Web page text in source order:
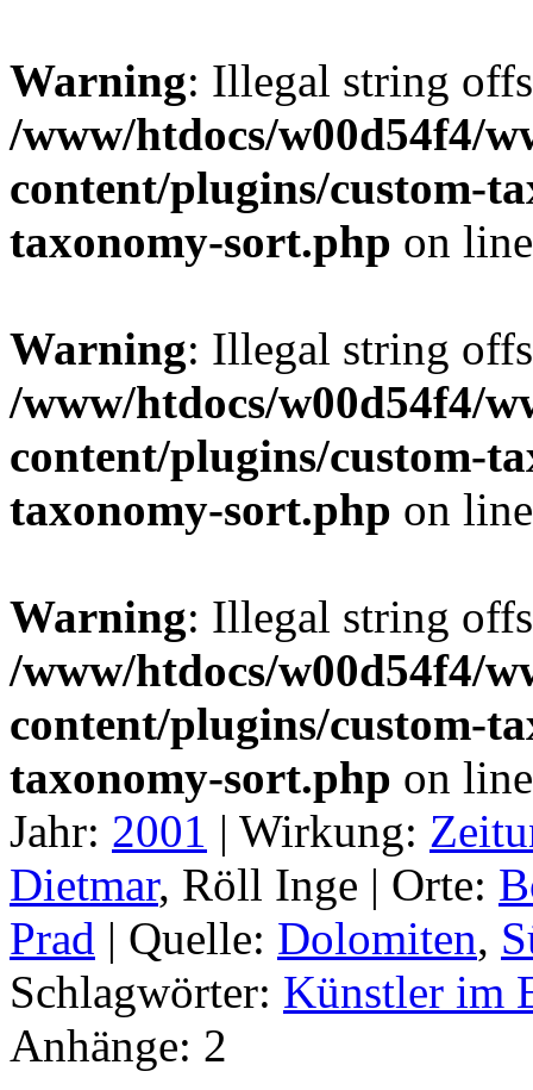
Warning: Illegal string
/www/htdocs/w00d54f4/
content/plugins/custom-
taxonomy-sort.php on
Warning: Illegal string
/www/htdocs/w00d54f4/
content/plugins/custom-
taxonomy-sort.php on
Warning: Illegal string
/www/htdocs/w00d54f4/
content/plugins/custom-
taxonomy-sort.php on
Jahr: 2001 | Wirkung:
Dietmar, Röll Inge | Orte:
Prad | Quelle: Dolomiten,
Schlagwörter: Künstler im
Anhänge: 2